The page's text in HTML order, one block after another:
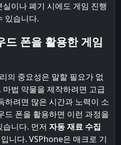
이나 폐기 시에도 게임 진행
있습니다.
폰을 활용한 게임
의 중요성은 말할 필요가 없
법 약물을 제작하려면 고급
하려면 많은 시간과 노력이 소
드 폰을 활용하면 이런 과정을
니다. 먼저 자동 재료 수집
니다. VSPhone은 매크로 기